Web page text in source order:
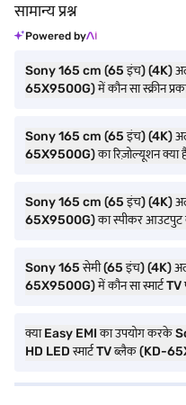
सामान्य प्रश्न
Powered by
Sony 165 cm (65 इंच) (4K)
65X9500G) में कौन सा स्क्रीन
Sony 165 cm (65 इंच) (4K)
65X9500G) का रिज़ोल्यूशन क्या
Sony 165 cm (65 इंच) (4K)
65X9500G) का स्पीकर आउटपुट
Sony 165 सेमी (65 इंच) (4K)
65X9500G) में कौन सा स्मार्ट TV
क्या Easy EMI का उपयोग करके
HD LED स्मार्ट TV ब्लैक (KD-